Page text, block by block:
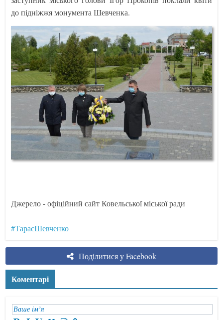
до підніжжя монумента Шевченка.
Джерело - офіційний сайт Ковельської міської ради
#ТарасШевченко
Поділитися у Facebook
Коментарі